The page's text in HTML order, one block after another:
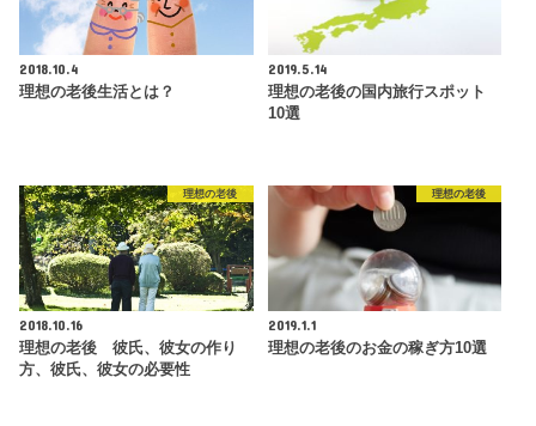
2018.10.4
理想の老後生活とは？
2019.5.14
理想の老後の国内旅行スポット
10選
理想の老後
2018.10.16
理想の老後 彼氏、彼女の作り
方、彼氏、彼女の必要性
理想の老後
2019.1.1
理想の老後のお金の稼ぎ方10選